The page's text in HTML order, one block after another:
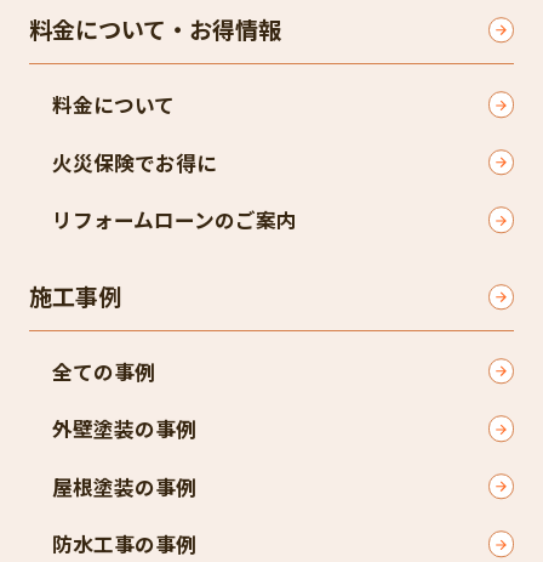
料金について・お得情報
料金について
火災保険でお得に
リフォームローンのご案内
施工事例
全ての事例
外壁塗装の事例
屋根塗装の事例
防水工事の事例